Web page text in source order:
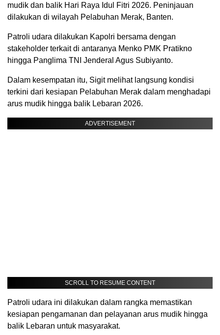
mudik dan balik Hari Raya Idul Fitri 2026. Peninjauan
dilakukan di wilayah Pelabuhan Merak, Banten.
Patroli udara dilakukan Kapolri bersama dengan
stakeholder terkait di antaranya Menko PMK Pratikno
hingga Panglima TNI Jenderal Agus Subiyanto.
Dalam kesempatan itu, Sigit melihat langsung kondisi
terkini dari kesiapan Pelabuhan Merak dalam menghadapi
arus mudik hingga balik Lebaran 2026.
ADVERTISEMENT
SCROLL TO RESUME CONTENT
Patroli udara ini dilakukan dalam rangka memastikan
kesiapan pengamanan dan pelayanan arus mudik hingga
balik Lebaran untuk masyarakat.